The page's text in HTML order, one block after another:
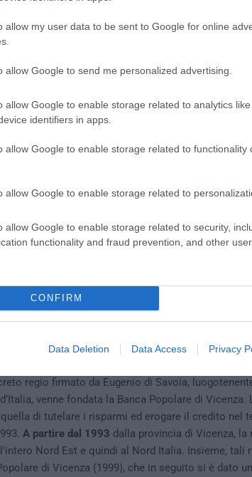
allow my user data to be sent to Google for online
allow Google to send me personalized advertising.
allow Google to enable storage related to analytics
identifiers in apps.
allow Google to enable storage related to functionality
allow Google to enable storage related to
allow Google to enable storage related to security,
functionality and fraud prevention, and other user
CONFIRM
Data Deletion Data Access Privacy
all’interno della quale alcune persone
organizzata
, per mettere a segno un numero
la crisi dell’istituto vicentino è il frutto della
la distinzione tra banche d’affari e banche di
sul mercato finanziario, all’attività
regio firmato da Eugenio di Savoia,
venne fondata la Banca Popolare di
di tutelare i risparmi ed erogare il credito nel
A partire dal 1993 dalla provincia di Vicenza,
Nord Est e quindi al Nord Italia. Insieme, tali
di Vicenza (1999), che in seguito si è dato